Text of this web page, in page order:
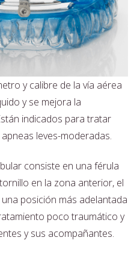
y calibre de la vía aérea
y se mejora la
indicados para tratar
leves-moderadas.
consiste en una férula
en la zona anterior, el
posición más adelantada
poco traumático y
y sus acompañantes.